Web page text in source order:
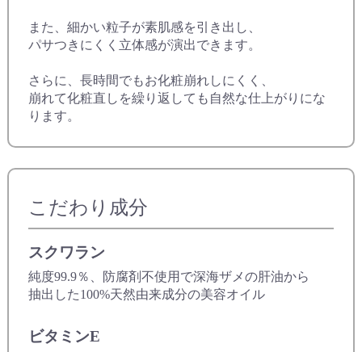
また、細かい粒子が素肌感を引き出し、
パサつきにくく立体感が演出できます。
さらに、長時間でもお化粧崩れしにくく、
崩れて化粧直しを繰り返しても自然な仕上がりにな
ります。
こだわり成分
スクワラン
純度99.9％、防腐剤不使用で深海ザメの肝油から
抽出した100%天然由来成分の美容オイル
ビタミンE